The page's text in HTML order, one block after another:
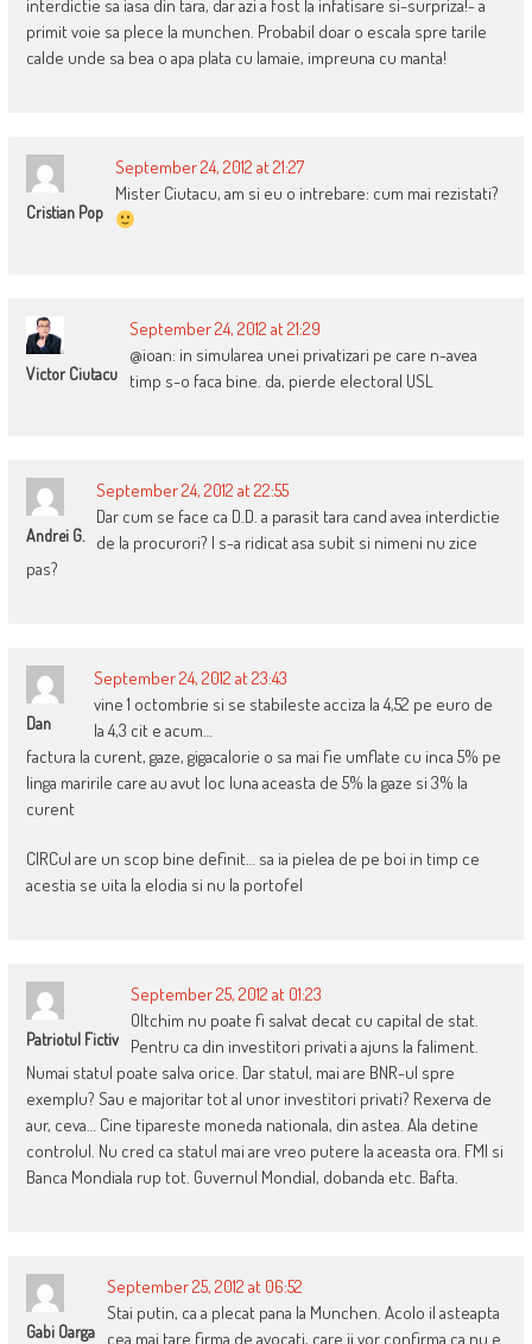
interdictie sa iasa din tara, dar azi a fost la infatisare si-surpriza!- a
primit voie sa plece la munchen. Probabil doar o escala spre tarile
calde unde sa bea o apa plata cu lamaie, impreuna cu manta!
Cristian Pop
September 24, 2012 at 21:27
Mister Ciutacu, am si eu o intrebare: cum mai rezistati?
Victor Ciutacu
September 24, 2012 at 21:29
@ioan: in simularea unei privatizari pe care n-avea
timp s-o faca bine. da, pierde electoral USL
Andrei G.
September 24, 2012 at 22:55
Dar cum se face ca D.D. a parasit tara cand avea interdictie
de la procurori? I s-a ridicat asa subit si nimeni nu zice
pas?
Dan
September 24, 2012 at 23:43
vine 1 octombrie si se stabileste acciza la 4,52 pe euro de
la 4,3 cit e acum…
factura la curent, gaze, gigacalorie o sa mai fie umflate cu inca 5% pe
linga maririle care au avut loc luna aceasta de 5% la gaze si 3% la
curent
CIRCul are un scop bine definit… sa ia pielea de pe boi in timp ce
acestia se uita la elodia si nu la portofel
Patriotul Fictiv
September 25, 2012 at 01:23
Oltchim nu poate fi salvat decat cu capital de stat.
Pentru ca din investitori privati a ajuns la faliment.
Numai statul poate salva orice. Dar statul, mai are BNR-ul spre
exemplu? Sau e majoritar tot al unor investitori privati? Rexerva de
aur, ceva… Cine tipareste moneda nationala, din astea. Ala detine
controlul. Nu cred ca statul mai are vreo putere la aceasta ora. FMI si
Banca Mondiala rup tot. Guvernul Mondial, dobanda etc. Bafta.
Gabi Oarga
September 25, 2012 at 06:52
Stai putin, ca a plecat pana la Munchen. Acolo il asteapta
cea mai tare firma de avocati, care ii vor confirma ca nu e